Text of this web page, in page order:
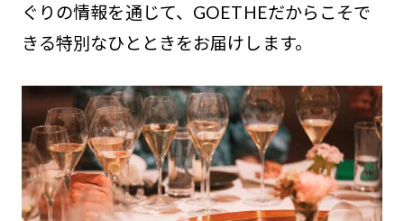
ぐりの情報を通じて、GOETHEだからこそで
きる特別なひとときをお届けします。